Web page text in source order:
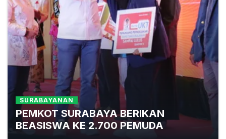
SURABAYANAN
PEMKOT SURABAYA BERIKAN
BEASISWA KE 2.700 PEMUDA